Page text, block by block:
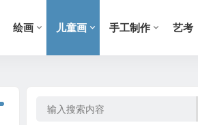
绘画 儿童画 手工制作 艺考